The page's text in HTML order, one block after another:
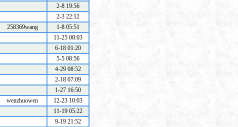
2-8 19:56
2-3 22:12
258369wang
1-8 05:51
11-25 08:03
6-18 01:20
5-5 08:56
4-29 08:52
2-18 07:09
1-27 16:50
wenzhuowen
12-23 10:03
11-19 05:22
9-19 21:52